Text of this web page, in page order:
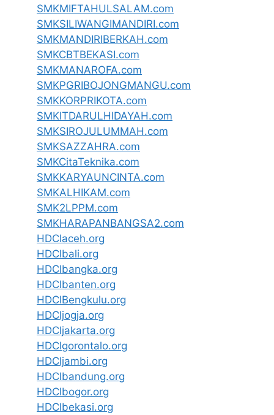
SMKMIFTAHULSALAM.com
SMKSILIWANGIMANDIRI.com
SMKMANDIRIBERKAH.com
SMKCBTBEKASI.com
SMKMANAROFA.com
SMKPGRIBOJONGMANGU.com
SMKKORPRIKOTA.com
SMKITDARULHIDAYAH.com
SMKSIROJULUMMAH.com
SMKSAZZAHRA.com
SMKCitaTeknika.com
SMKKARYAUNCINTA.com
SMKALHIKAM.com
SMK2LPPM.com
SMKHARAPANBANGSA2.com
HDCIaceh.org
HDCIbali.org
HDCIbangka.org
HDCIbanten.org
HDCIBengkulu.org
HDCIjogja.org
HDCIjakarta.org
HDCIgorontalo.org
HDCIjambi.org
HDCIbandung.org
HDCIbogor.org
HDCIbekasi.org